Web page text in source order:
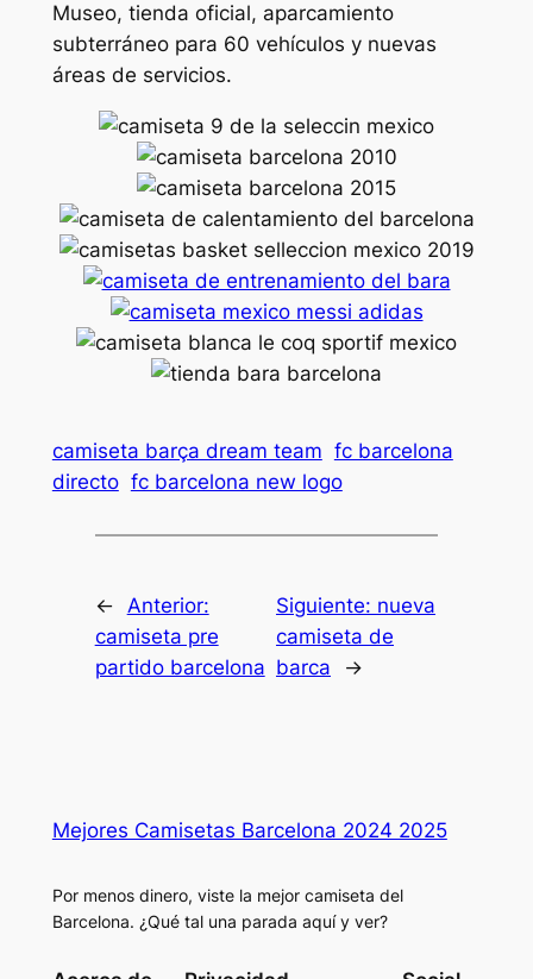
Museo, tienda oficial, aparcamiento
subterráneo para 60 vehículos y nuevas
áreas de servicios.
camiseta barça dream team fc barcelona
directo fc barcelona new logo
←
Anterior:
camiseta pre
partido barcelona
Siguiente: nueva
camiseta de
barca
→
Mejores Camisetas Barcelona 2024 2025
Por menos dinero, viste la mejor camiseta del
Barcelona. ¿Qué tal una parada aquí y ver?